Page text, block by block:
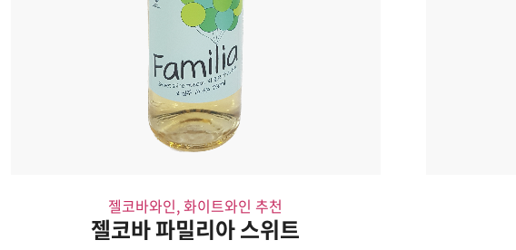
젤코바와인, 화이트와인 추천
젤코바 파밀리아 스위트